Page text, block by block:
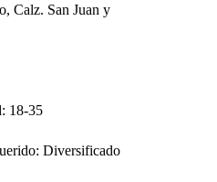
Calz. San Juan y
18-35
Diversificado